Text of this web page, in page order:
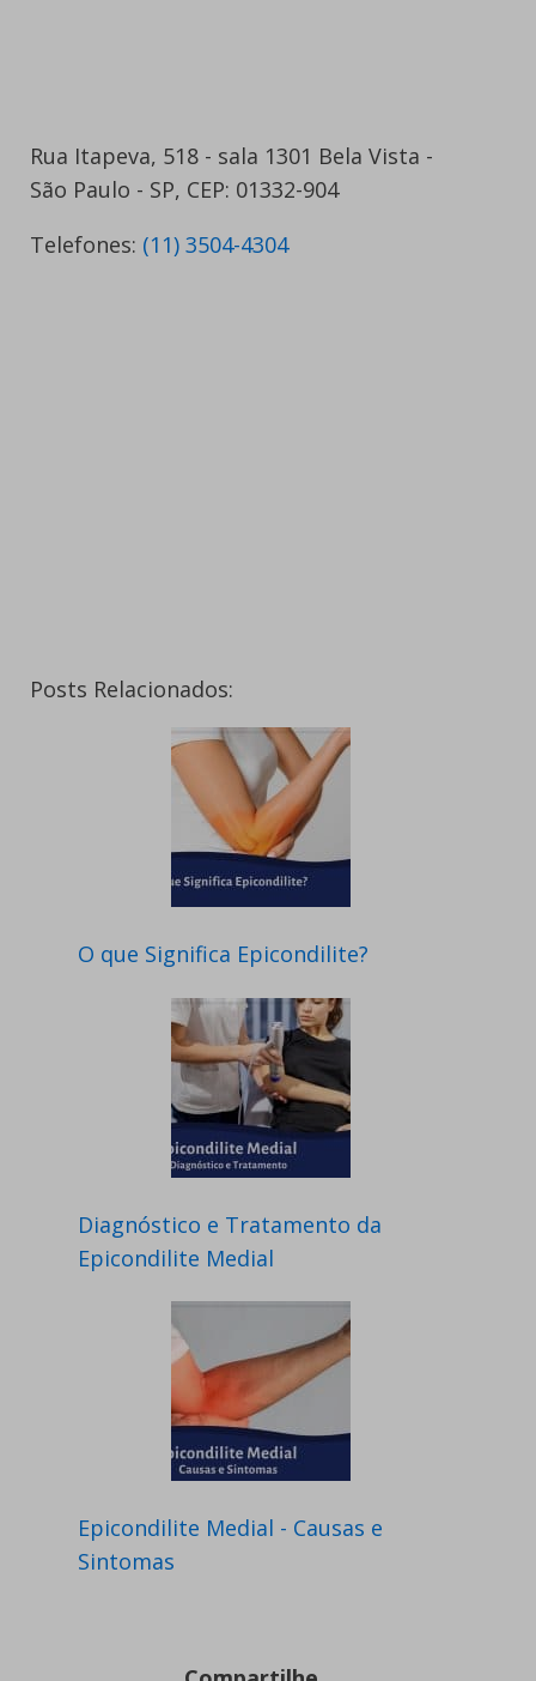
Rua Itapeva, 518 - sala 1301 Bela Vista -
São Paulo - SP, CEP: 01332-904
Telefones: (11) 3504-4304
Posts Relacionados:
O que Significa Epicondilite?
Diagnóstico e Tratamento da
Epicondilite Medial
Epicondilite Medial - Causas e
Sintomas